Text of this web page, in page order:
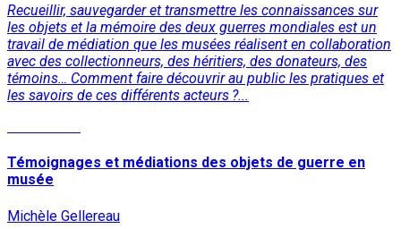
Recueillir, sauvegarder et transmettre les connaissances sur
les objets et la mémoire des deux guerres mondiales est un
travail de médiation que les musées réalisent en collaboration
avec des collectionneurs, des héritiers, des donateurs, des
témoins… Comment faire découvrir au public les pratiques et
les savoirs de ces différents acteurs ?...
Témoignages et médiations des objets de guerre en
musée
Michèle Gellereau